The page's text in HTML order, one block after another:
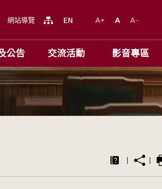
網站導覽
公告 交流活動 影音專區